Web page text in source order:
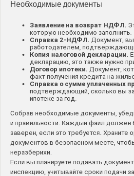
Необходимые документы
Заявление на возврат НДФЛ.
которую необходимо заполнить.
Справка 2-НДФЛ. Документ,
работодателем,
Копия налоговой декларации.
декларацию, это также нужно
Договор ипотеки. Документ,
факт получения кредита на
Справка о сумме уплаченных
подтверждающий, сколько вы
ипотеке за год.
Собрав необходимые документы,
и правильности. Каждый файл должен
заверен, если это требуется. Храните
документов в безопасном месте,
неразберихи.
Если вы планируете подавать
инспекцию, учитывайте сроки подачи